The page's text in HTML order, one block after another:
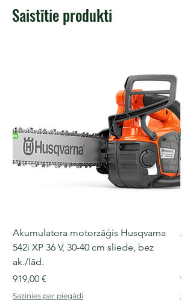
Saistītie produkti
Akumulatora motorzāģis Husqvarna
542i XP 36 V, 30-40 cm sliede, bez
ak./lād.
Cena
919,00 €
Sazinies par piegādi